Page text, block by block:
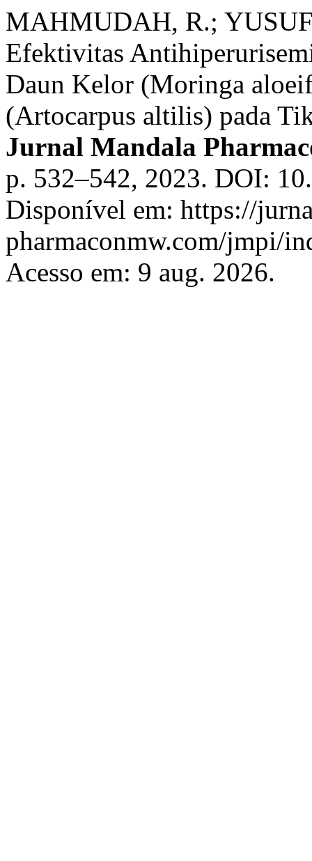
MAHMUDAH, R.;
Efektivitas
Daun Kelor (Moringa
(Artocarpus altilis) pada
Jurnal Mandala
p. 532–542, 2023. DOI:
Disponível em: https://
pharmaconmw.com/jmpi/
Acesso em: 9 aug. 2026.